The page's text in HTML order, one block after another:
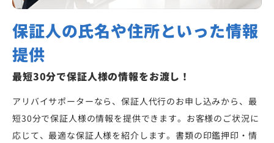
保証人の氏名や住所といった情報
提供
最短30分で保証人様の情報をお渡し！
アリバイサポーターなら、保証人代行のお申し込みから、最
短30分で保証人様の情報を提供できます。お客様のご状況に
応じて、最適な保証人様を紹介します。書類の印鑑押印・情